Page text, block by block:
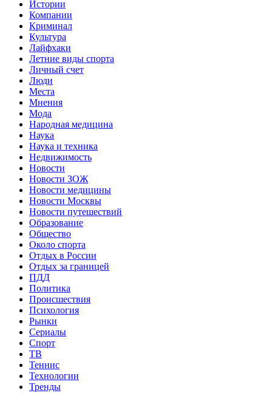
Истории
Компании
Криминал
Культура
Лайфхаки
Летние виды спорта
Личный счет
Люди
Места
Мнения
Мода
Народная медицина
Наука
Наука и техника
Недвижимость
Новости
Новости ЗОЖ
Новости медицины
Новости Москвы
Новости путешествий
Образование
Общество
Около спорта
Отдых в России
Отдых за границей
ПДД
Политика
Происшествия
Психология
Рынки
Сериалы
Спорт
ТВ
Теннис
Технологии
Тренды